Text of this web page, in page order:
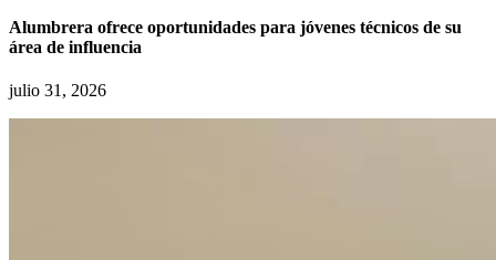
Alumbrera ofrece oportunidades para jóvenes técnicos de su
área de influencia
julio 31, 2026